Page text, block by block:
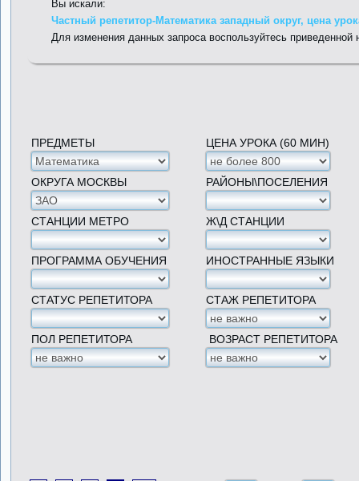
Вы искали:
Частный репетитор-Математика западный округ, цена
Для изменения данных запроса воспользуйтесь
ПРЕДМЕТЫ ЦЕНА УРОКА (60 МИН)
ОКРУГА МОСКВЫ РАЙОНЫ\ПОСЕЛЕНИЯ
СТАНЦИИ МЕТРО Ж\Д СТАНЦИИ
ПРОГРАММА ОБУЧЕНИЯ ИНОСТРАННЫЕ ЯЗЫКИ
СТАТУС РЕПЕТИТОРА СТАЖ РЕПЕТИТОРА
ПОЛ РЕПЕТИТОРА ВОЗРАСТ РЕПЕТИТОРА